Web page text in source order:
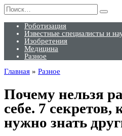
Перейти
к
содержанию
Search
for:
Роботизация
Известные специалисты и
Изобретения
Медицина
Разное
Главная » Разное
Почему нельзя
себе. 7 секретов,
нужно знать